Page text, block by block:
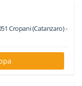
Cropani(Catanzaro) -